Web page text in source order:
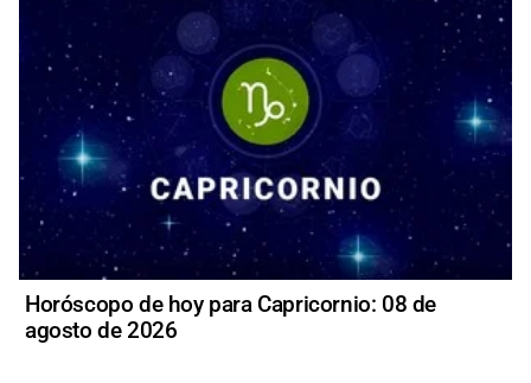
Horóscopo de hoy para Capricornio: 08 de
agosto de 2026